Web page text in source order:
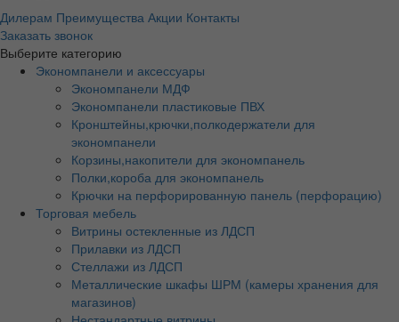
Дилерам Преимущества Акции Контакты
Заказать звонок
Выберите категорию
Экономпанели и аксессуары
Экономпанели МДФ
Экономпанели пластиковые ПВХ
Кронштейны,крючки,полкодержатели для
экономпанели
Корзины,накопители для экономпанель
Полки,короба для экономпанель
Крючки на перфорированную панель (перфорацию)
Торговая мебель
Витрины остекленные из ЛДСП
Прилавки из ЛДСП
Стеллажи из ЛДСП
Металлические шкафы ШРМ (камеры хранения для
магазинов)